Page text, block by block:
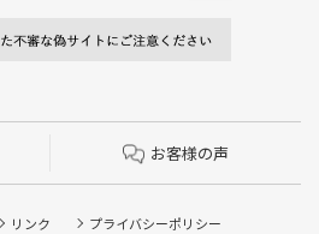
お客様の声
リンク
プライバシーポリシー